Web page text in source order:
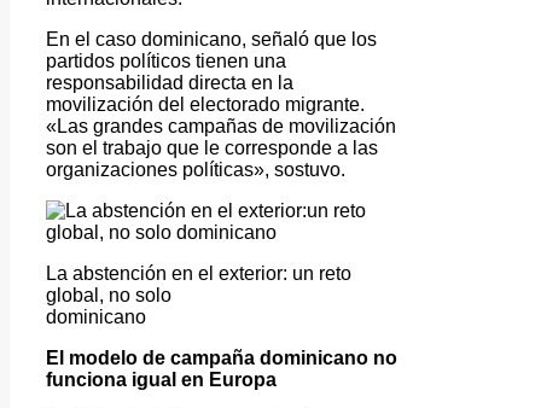
En el caso dominicano, señaló que los
partidos políticos tienen una
responsabilidad directa en la
movilización del electorado migrante.
«Las grandes campañas de movilización
son el trabajo que le corresponde a las
organizaciones políticas», sostuvo.
La abstención en el exterior: un reto
global, no solo
dominicano
El modelo de campaña dominicano no
funciona igual en Europa